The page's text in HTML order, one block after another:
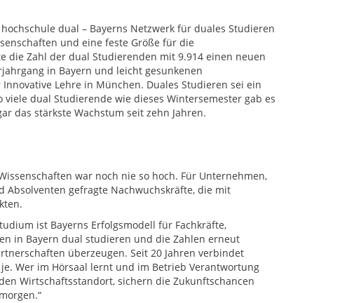
dual – Bayerns Netzwerk für duales Studieren
und eine feste Größe für die
die Zahl der dual Studierenden mit 9.914 einen neuen
in Bayern und leicht gesunkenen
Lehre in München. Duales Studieren sei ein
dual Studierende wie dieses Wintersemester gab es
das stärkste Wachstum seit zehn Jahren.
war noch nie so hoch. Für Unternehmen,
gefragte Nachwuchskräfte, die mit
ist Bayerns Erfolgsmodell für Fachkräfte,
in Bayern dual studieren und die Zahlen erneut
überzeugen. Seit 20 Jahren verbindet
Wer im Hörsaal lernt und im Betrieb Verantwortung
Wirtschaftsstandort, sichern die Zukunftschancen